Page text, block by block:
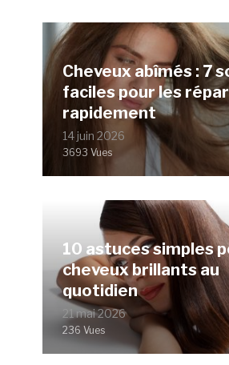
Cheveux abîmés : 7
faciles pour les
rapidement
14 juin 2026
3693 Vues
10 astuces simples
cheveux brillants au
quotidien
21 mai 2026
236 Vues